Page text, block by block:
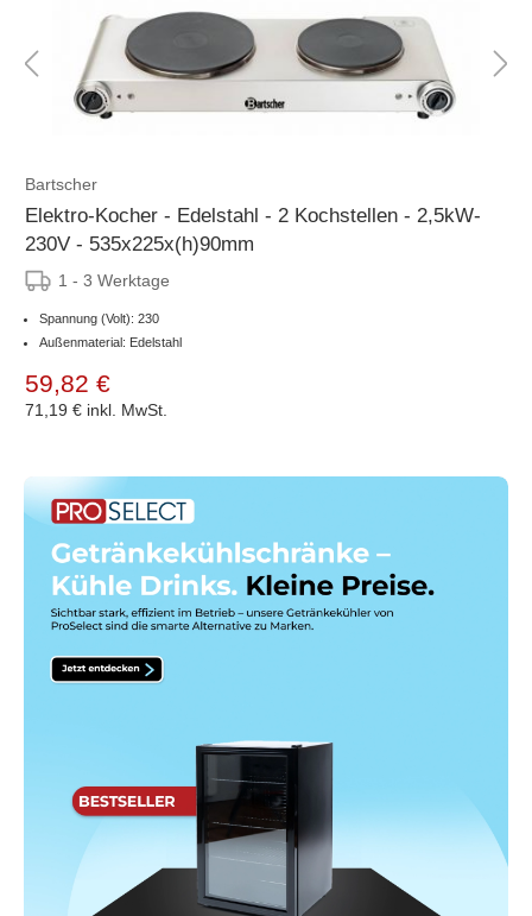
Bartscher
Elektro-Kocher - Edelstahl - 2 Kochstellen - 2,5kW-
230V - 535x225x(h)90mm
1 - 3 Werktage
Spannung (Volt): 230
Außenmaterial: Edelstahl
59,82 €
71,19 € inkl. MwSt.